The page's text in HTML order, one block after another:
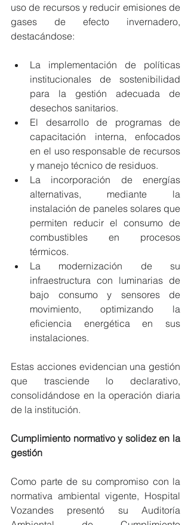
uso de recursos y reducir emisiones de
gases de efecto invernadero,
destacándose:
La implementación de políticas
institucionales de sostenibilidad
para la gestión adecuada de
desechos sanitarios.
El desarrollo de programas de
capacitación interna, enfocados
en el uso responsable de recursos
y manejo técnico de residuos.
La incorporación de energías
alternativas, mediante la
instalación de paneles solares que
permiten reducir el consumo de
combustibles en procesos
térmicos.
La modernización de su
infraestructura con luminarias de
bajo consumo y sensores de
movimiento, optimizando la
eficiencia energética en sus
instalaciones.
Estas acciones evidencian una gestión
que trasciende lo declarativo,
consolidándose en la operación diaria
de la institución.
Cumplimiento normativo y solidez en la
gestión
Como parte de su compromiso con la
normativa ambiental vigente, Hospital
Vozandes presentó su Auditoría